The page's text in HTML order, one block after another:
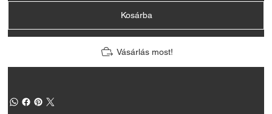
Kosárba
Vásárlás most!